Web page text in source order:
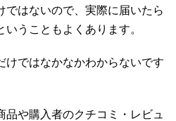
ではないので、実際に届いたら
うこともよくあります。
けではなかなかわからないです
や購入者のクチコミ・レビュ